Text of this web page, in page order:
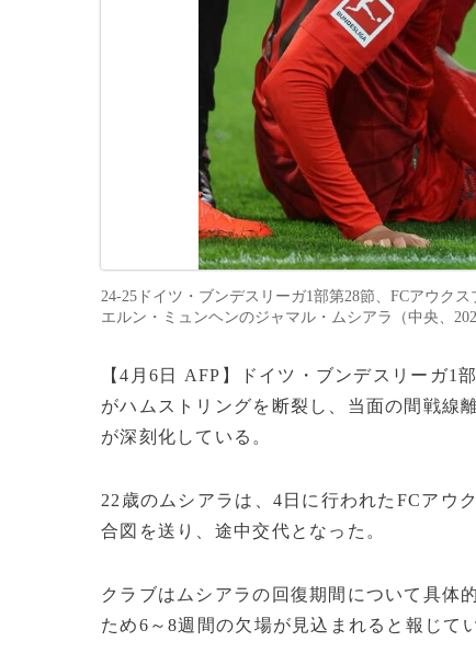
24-25ドイツ・ブンデスリーガ1部第28節、FCアウク
エルン・ミュンヘンのジャマル・ムシアラ（中央、
【4月6日 AFP】ドイツ・ブンデスリーガ1
がハムストリングを断裂し、当面の間戦線
が深刻化している。
22歳のムシアラは、4日に行われたFCアウ
合図を送り、途中交代となった。
クラブはムシアラの回復期間について具体
ため6～8週間の欠場が見込まれると報じて